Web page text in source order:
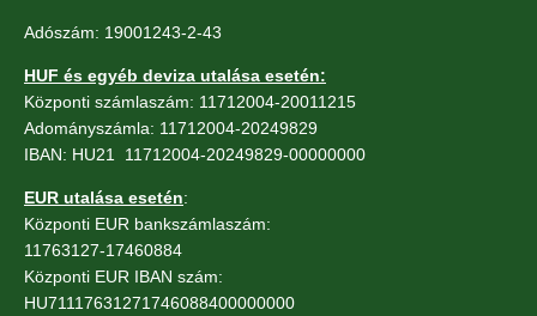
Adószám: 19001243-2-43
HUF és egyéb deviza utalása esetén:
Központi számlaszám: 11712004-20011215
Adományszámla: 11712004-20249829
IBAN: HU21 11712004-20249829-00000000
EUR utalása esetén:
Központi EUR bankszámlaszám:
11763127-17460884
Központi EUR IBAN szám:
HU71117631271746088400000000